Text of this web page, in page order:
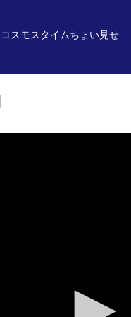
コスモスタイムちょい見せ